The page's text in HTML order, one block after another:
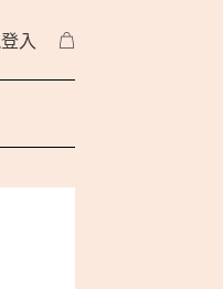
登入